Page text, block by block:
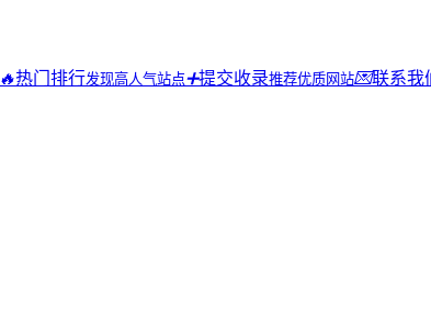
🔥热门排行发现高人气站点➕提交收录推荐优质网站💌联系我